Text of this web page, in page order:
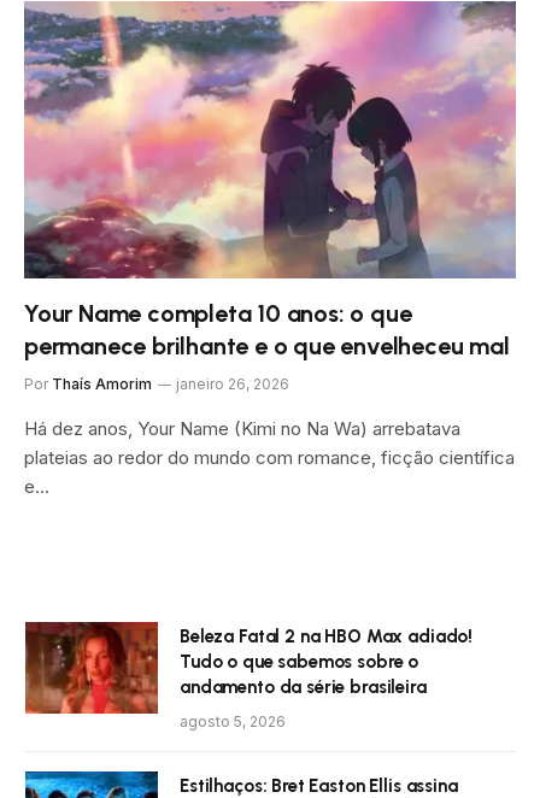
Your Name completa 10 anos: o que
permanece brilhante e o que envelheceu mal
Por Thaís Amorim janeiro 26, 2026
Há dez anos, Your Name (Kimi no Na Wa) arrebatava
plateias ao redor do mundo com romance, ficção científica
e…
Beleza Fatal 2 na HBO Max adiado!
Tudo o que sabemos sobre o
andamento da série brasileira
agosto 5, 2026
Estilhaços: Bret Easton Ellis assina